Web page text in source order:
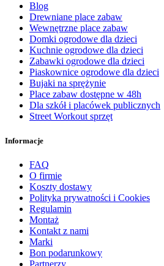
Blog
Drewniane place zabaw
Wewnętrzne place zabaw
Domki ogrodowe dla dzieci
Kuchnie ogrodowe dla dzieci
Zabawki ogrodowe dla dzieci
Piaskownice ogrodowe dla dzieci
Bujaki na sprężynie
Place zabaw dostępne w 48h
Dla szkół i placówek publicznych
Street Workout sprzęt
Informacje
FAQ
O firmie
Koszty dostawy
Polityka prywatności i Cookies
Regulamin
Montaż
Kontakt z nami
Marki
Bon podarunkowy
Partnerzy